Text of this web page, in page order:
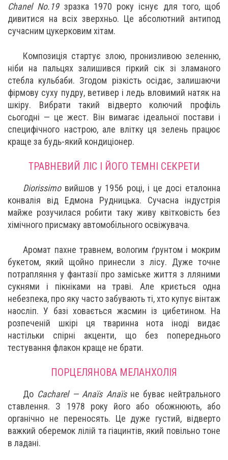
Chanel No.19зразка 1970 року існує для того, щоб
дивитися на всіх зверхньо. Це абсолютний антипод
сучасним цукерковим хітам.
Композиція стартує злою, пронизливою зеленню,
ніби на пальцях залишився гіркий сік зі зламаного
стебла кульбаби. Згодом різкість осідає, залишаючи
фірмову суху пудру, ветивер і ледь вловимий натяк на
шкіру. Вибрати такий відверто колючий профіль
сьогодні — це жест. Він вимагає ідеальної постави і
специфічного настрою, але влітку ця зелень працює
краще за будь-який кондиціонер.
ТРАВНЕВИЙ ЛІС І ЙОГО ТЕМНІ СЕКРЕТИ
Diorissimoвийшов у 1956 році, і це досі еталонна
конвалія від Едмона Рудницька. Сучасна індустрія
майже розучилася робити таку живу квітковість без
хімічного присмаку автомобільного освіжувача.
Аромат пахне травнем, вологим ґрунтом і мокрим
букетом, який щойно принесли з лісу. Дуже точне
потрапляння у фантазії про заміське життя з лляними
сукнями і пікніками на траві. Але криється одна
небезпека, про яку часто забувають ті, хто купує вінтаж
наосліп. У базі ховається жасмин із цибетином. На
розпеченій шкірі ця тваринна нота іноді видає
настільки спірні акценти, що без попереднього
тестування флакон краще не брати.
ПОРЦЕЛЯНОВА МЕЛАНХОЛІЯ
До Cacharel — Anaïs Anaïsне буває нейтрального
ставлення. З 1978 року його або обожнюють, або
органічно не переносять. Це дуже густий, відверто
важкий оберемок лілій та гіацинтів, який повільно тоне
в ладані.